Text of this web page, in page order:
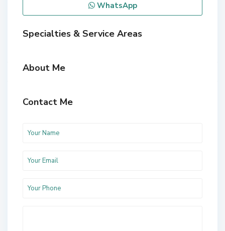
WhatsApp
Specialties & Service Areas
About Me
Contact Me